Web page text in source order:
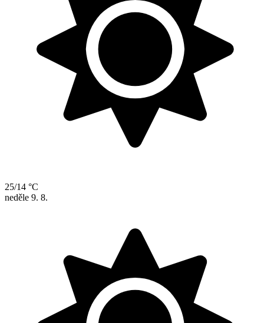
25/14 °C
neděle 9. 8.